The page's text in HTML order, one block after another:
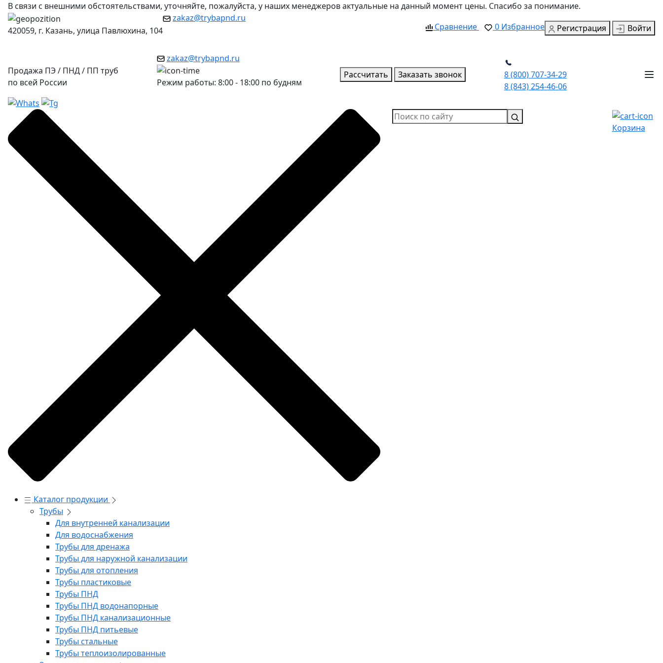
В связи с внешними обстоятельствами, уточняйте, пожалуйста, у наших менеджеров актуальные на данный момент цены. Спасибо за понимание.
420059, г. Казань, улица Павлюхина, 104
zakaz@trybapnd.ru
Сравнение
0 Избранное Регистрация Войти
Продажа ПЭ / ПНД / ПП труб
по всей России
zakaz@trybapnd.ru
Режим работы: 8:00 - 18:00 по будням
Рассчитать Заказать звонок
8 (800) 707-34-29
8 (843) 254-46-06
Каталог продукции
Трубы
Для внутренней канализации
Для водоснабжения
Трубы для дренажа
Трубы для наружной канализации
Трубы для отопления
Трубы пластиковые
Трубы ПНД
Трубы ПНД водонапорные
Трубы ПНД канализационные
Трубы ПНД питьевые
Трубы стальные
Трубы теплоизолированные
Корзина